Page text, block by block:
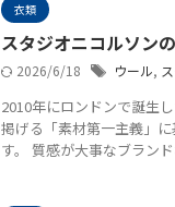
衣類
スタジオニコルソン
2026/6/18 ウール,
2010年にロンドンで誕生
掲げる「素材第一主義」
す。 質感が大事なブラン